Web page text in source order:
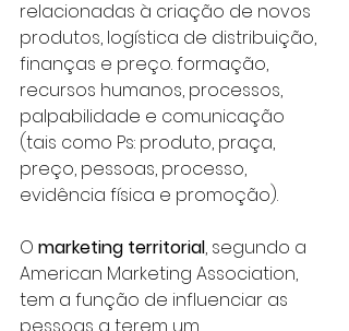
relacionadas à criação de novos
produtos, logística de distribuição,
finanças e preço. formação,
recursos humanos, processos,
palpabilidade e comunicação
(tais como Ps: produto, praça,
preço, pessoas, processo,
evidência física e promoção).
O marketing territorial, segundo a
American Marketing Association,
tem a função de influenciar as